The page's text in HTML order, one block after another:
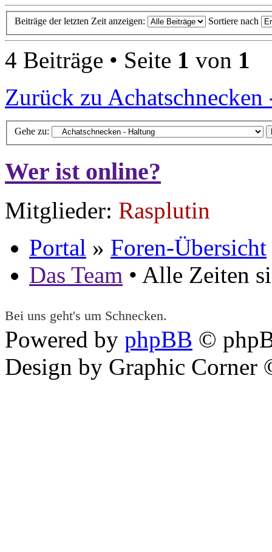
Beiträge der letzten Zeit anzeigen: Sortiere nach
4 Beiträge • Seite 1 von 1
Zurück zu
Gehe zu:
Wer ist online?
Mitglieder: Rasplutin
Portal » Foren-Übersicht
Das Team • Alle Zeiten
Bei uns geht's um Schnecken.
Powered by phpBB ©
Design by Graphic Corner